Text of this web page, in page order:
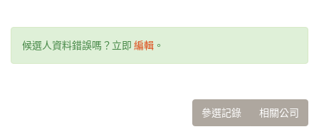
候選人資料錯誤嗎？立即 編輯 。
參選記錄 相關公司